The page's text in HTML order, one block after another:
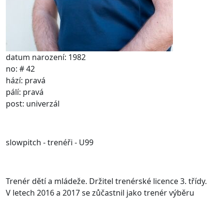
datum narození: 1982
no: # 42
hází: pravá
pálí: pravá
post: univerzál
slowpitch - trenéři - U99
Trenér dětí a mládeže. Držitel trenérské licence 3. třídy.
V letech 2016 a 2017 se zůčastnil jako trenér výběru